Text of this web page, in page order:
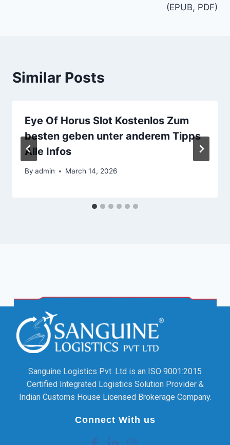
(EPUB, PDF)
Similar Posts
Eye Of Horus Slot Kostenlos Zum
besten geben unter anderem Tipps
Alle Infos
By admin March 14, 2026
Sanguine Logistics Pvt. Ltd is an ISO 9001:2015
Certified Integrated Logistics Solution Provider &
Indian Customs House Licensed Brokerage Company.
Connect With us